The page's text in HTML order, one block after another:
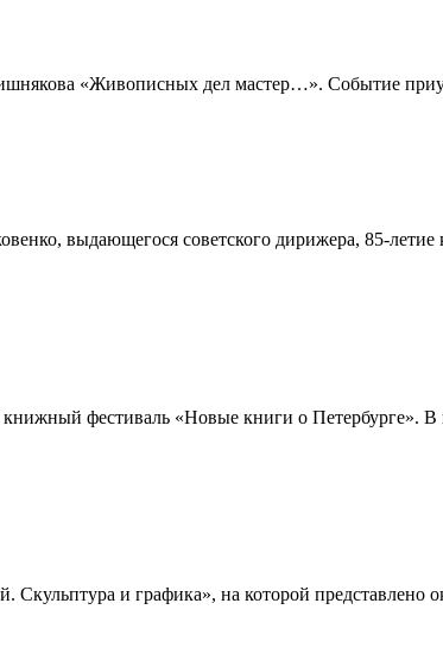
«Живописных дел мастер…». Событие
выдающегося советского дирижера, 85-летие
фестиваль «Новые книги о Петербурге». В
и графика», на которой представлено